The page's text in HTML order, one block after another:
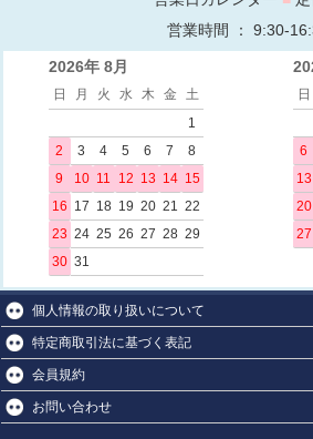
営業時間 ： 9:30-
2026年 8月
日 月 火 水 木 金
土
1
2
3 4 5 6 7
8
9
10 11 12 13 14 15
16 17 18 19 20 21 22
23 24 25 26 27 28 29
30 31
日
6
13
20
27
個人情報の取り扱いについて
特定商取引法に基づく表記
会員規約
お問い合わせ